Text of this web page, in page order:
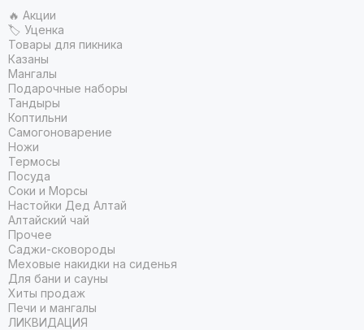
🔥 Акции
🏷 Уценка
Товары для пикника
Казаны
Мангалы
Подарочные наборы
Тандыры
Коптильни
Самогоноварение
Ножи
Термосы
Посуда
Соки и Морсы
Настойки Дед Алтай
Алтайский чай
Прочее
Саджи-сковороды
Меховые накидки на сиденья
Для бани и сауны
Хиты продаж
Печи и мангалы
ЛИКВИДАЦИЯ